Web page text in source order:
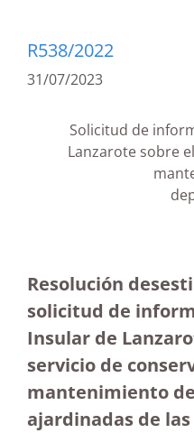
R538/2022
31/07/2023
Solicitud de
Lanzarote sobre
Resolución
solicitud de
Insular de
servicio de
mantenimiento
ajardinadas de